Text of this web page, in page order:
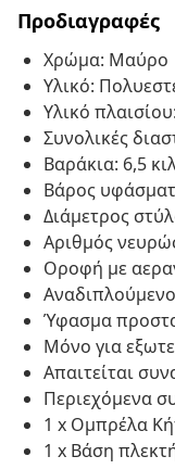
Προδιαγραφές
Χρώμα: Μαύρο
Υλικό:
Υλικό
Συνολικές
Βαράκια: 6,5
Βάρος
Διάμετρος
Αριθμός
Οροφή με
Ύφασμα
Μόνο για
Απαιτείται
Περιεχόμενα
1 x Ομπρέλα
1 x Βάση